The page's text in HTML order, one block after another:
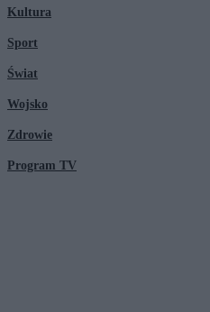
Kultura
Sport
Świat
Wojsko
Zdrowie
Program TV